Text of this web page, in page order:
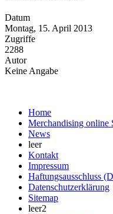
Datum
Montag, 15. April 2013
Zugriffe
2288
Autor
Keine Angabe
Home
Merchandising online
News
leer
Kontakt
Impressum
Haftungsausschluss
Datenschutzerklärung
Sitemap
leer2